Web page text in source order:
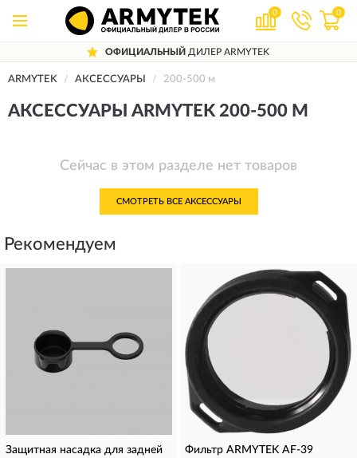
0 0
ОФИЦИАЛЬНЫЙ ДИЛЕР ARMYTEK
ARMYTEK АКСЕССУАРЫ 200-500 м
АКСЕССУАРЫ ARMYTEK 200-500 М
Сейчас в этом разделе нет товаров
СМОТРЕТЬ ВСЕ АКСЕССУАРЫ
Рекомендуем
Защитная насадка для задней
Фильтр ARMYTEK AF-39